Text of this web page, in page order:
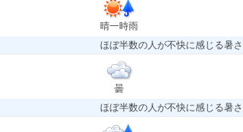
晴一時雨
ほぼ半数の人が不快に感じる暑さ
曇
ほぼ半数の人が不快に感じる暑さ